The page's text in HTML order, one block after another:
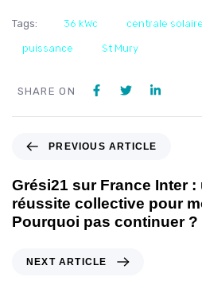
Tags: 36 kWc centrale solaire
puissance St Mury
SHARE ON
PREVIOUS ARTICLE
Grési21 sur France Inter
réussite collective pour
Pourquoi pas continuer ?
NEXT ARTICLE